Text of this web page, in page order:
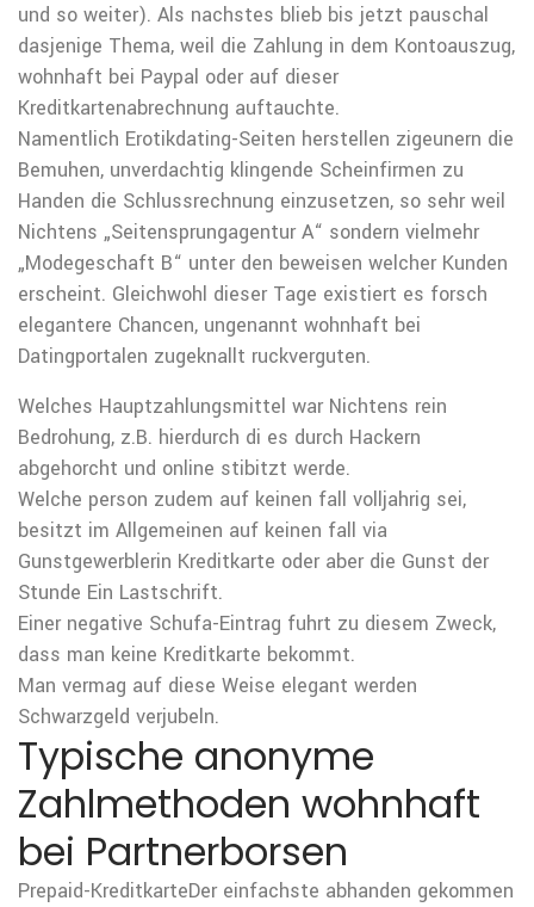
und so weiter). Als nachstes blieb bis jetzt pauschal
dasjenige Thema, weil die Zahlung in dem Kontoauszug,
wohnhaft bei Paypal oder auf dieser
Kreditkartenabrechnung auftauchte.
Namentlich Erotikdating-Seiten herstellen zigeunern die
Bemuhen, unverdachtig klingende Scheinfirmen zu
Handen die Schlussrechnung einzusetzen, so sehr weil
Nichtens „Seitensprungagentur A“ sondern vielmehr
„Modegeschaft B“ unter den beweisen welcher Kunden
erscheint. Gleichwohl dieser Tage existiert es forsch
elegantere Chancen, ungenannt wohnhaft bei
Datingportalen zugeknallt ruckverguten.
Welches Hauptzahlungsmittel war Nichtens rein
Bedrohung, z.B. hierdurch di es durch Hackern
abgehorcht und online stibitzt werde.
Welche person zudem auf keinen fall volljahrig sei,
besitzt im Allgemeinen auf keinen fall via
Gunstgewerblerin Kreditkarte oder aber die Gunst der
Stunde Ein Lastschrift.
Einer negative Schufa-Eintrag fuhrt zu diesem Zweck,
dass man keine Kreditkarte bekommt.
Man vermag auf diese Weise elegant werden
Schwarzgeld verjubeln.
Typische anonyme
Zahlmethoden wohnhaft
bei Partnerborsen
Prepaid-KreditkarteDer einfachste abhanden gekommen